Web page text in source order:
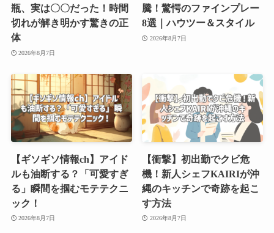
瓶、実は〇〇だった！時間
切れが解き明かす驚きの正
体
2026年8月7日
騰！驚愕のファインプレー
8選｜ハウツー＆スタイル
2026年8月7日
【ギソギソ情報ch】アイド
ルも油断する？「可愛すぎ
る」瞬間を掴むモテテクニ
ック！
2026年8月7日
【衝撃】初出勤でクビ危
機！新人シェフKAIRIが沖
縄のキッチンで奇跡を起こ
す方法
2026年8月7日